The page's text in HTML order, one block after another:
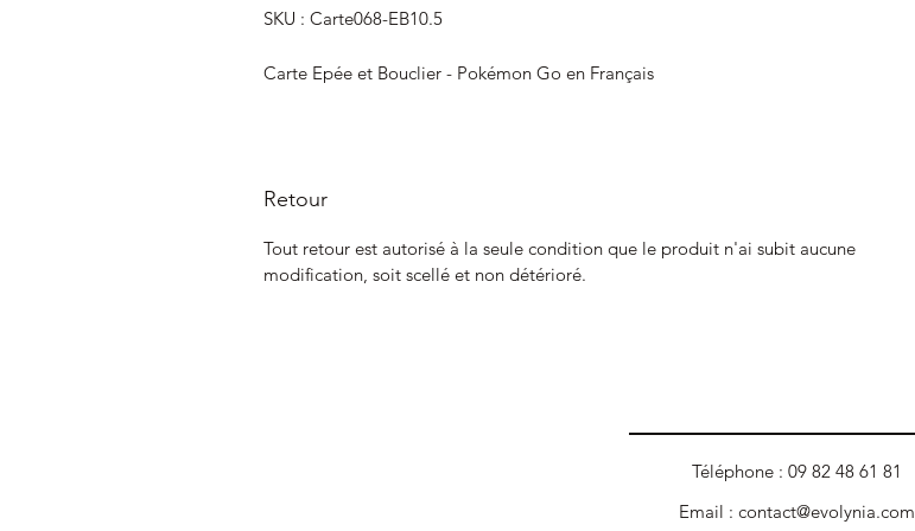
SKU : Carte068-EB10.5
Carte Epée et Bouclier - Pokémon Go en Français
Retour
Tout retour est autorisé à la seule condition que le produit n'ai subit aucune
modification, soit scellé et non détérioré.
Téléphone : 09 82 48 61 81
Email : contact@evolynia.com